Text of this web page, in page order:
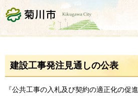
菊川市
建設工事発注見通しの公表
『公共工事の入札及び契約の適正化の促